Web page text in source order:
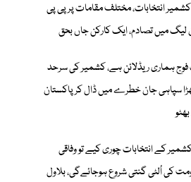
کشمیر انتخابات، مختلف مقامات پر پی پی
لیگ میں تصادم، ایک کارکن جاں بحق
ہماری ریڈلائن ہے، کشمیر کی سرحد
سپاہی جان خطرے میں ڈال کر پاکستان
کے انتخابات چوری کیے تو وفاقی
کی اُلٹی گنتی شروع ہوجائےگی، بلاول